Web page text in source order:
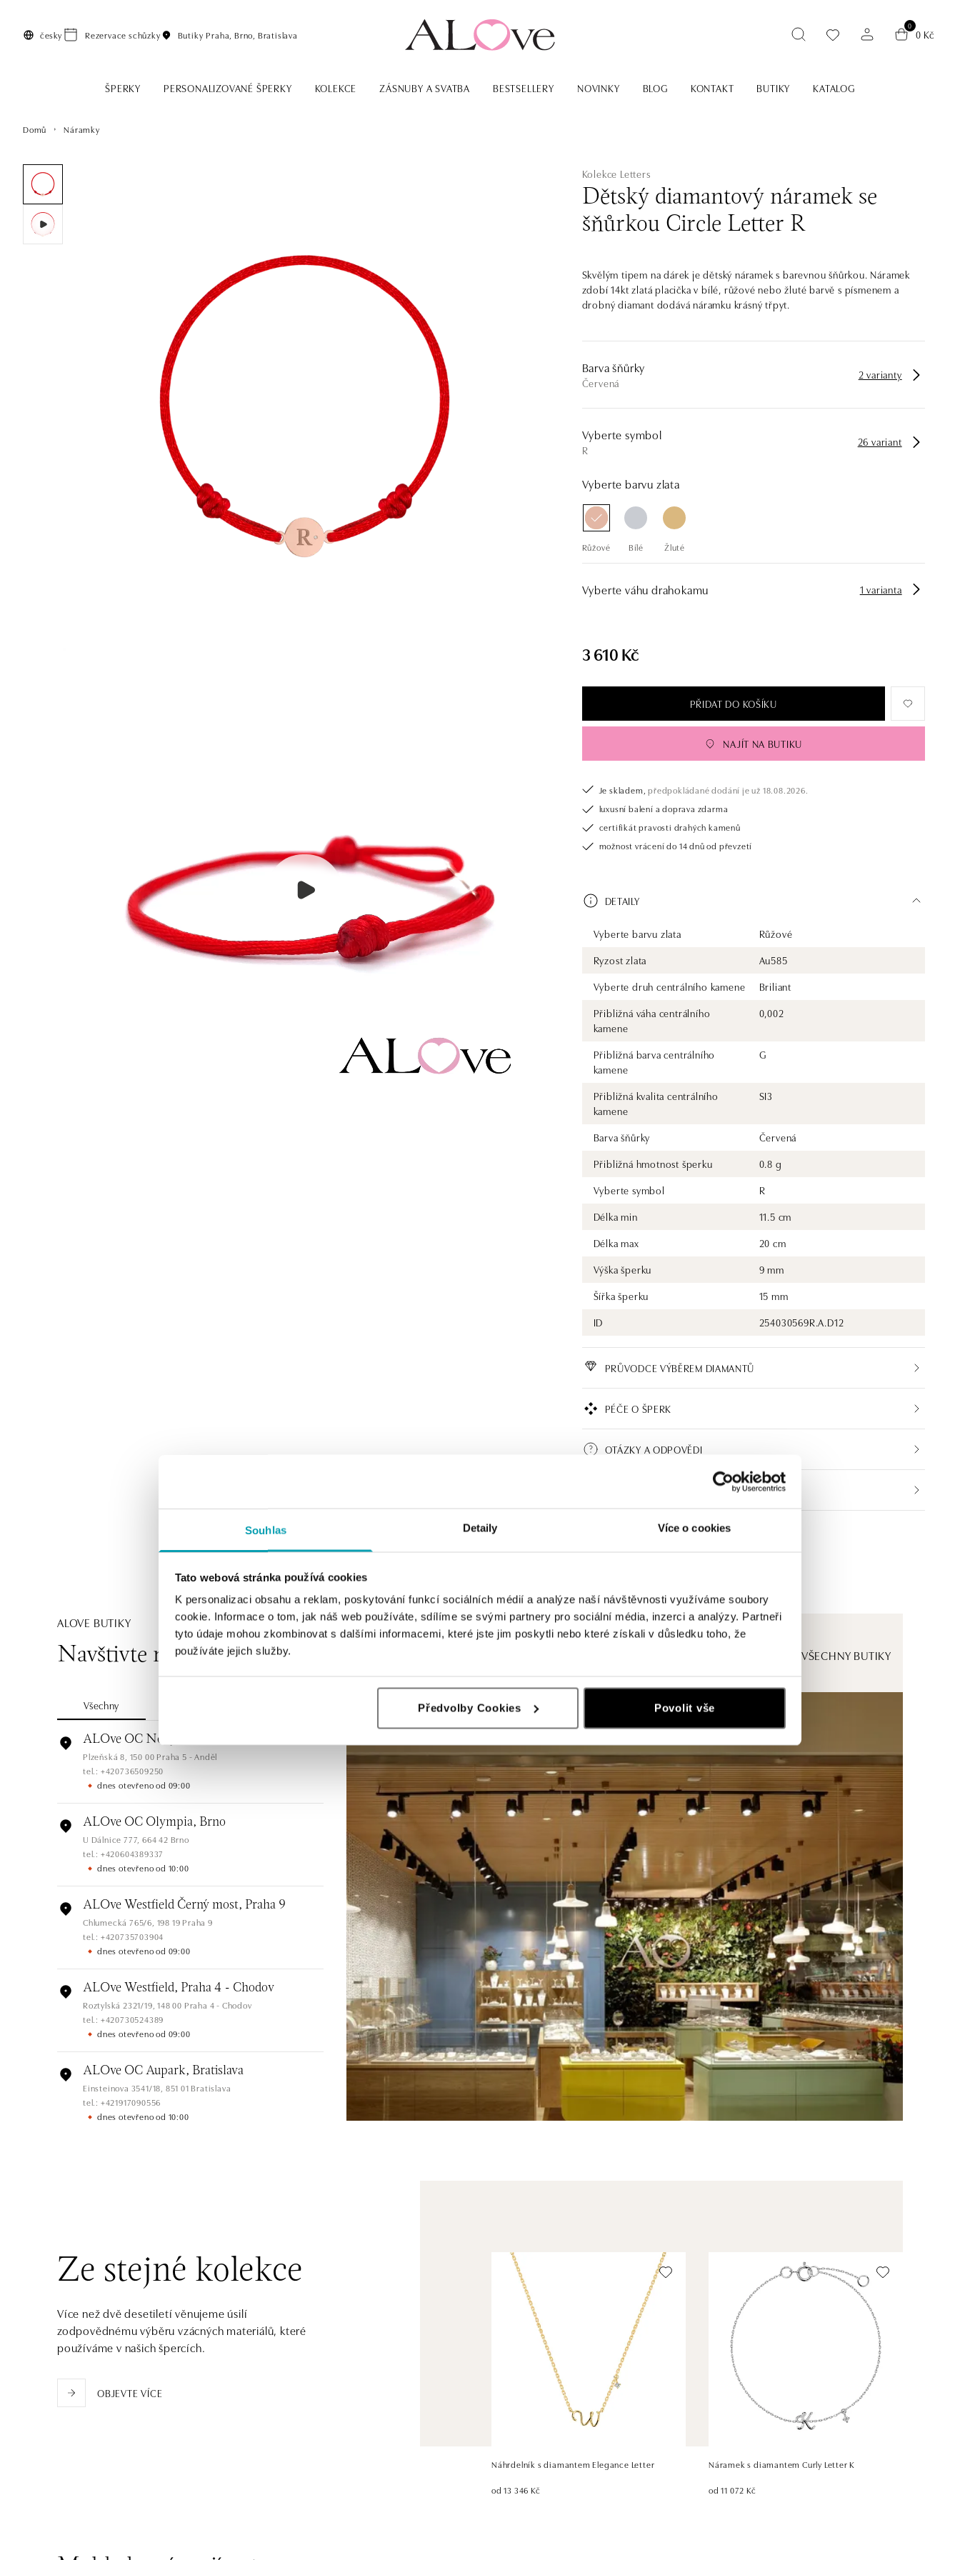
Souhlas Detaily Více o cookies
Tato webová stránka používá cookies
K personalizaci obsahu a reklam, poskytování funkcí sociálních médií a analýze naší návštěvnosti využíváme soubory
cookie. Informace o tom, jak náš web používáte, sdílíme se svými partnery pro sociální média, inzerci a analýzy. Partneři
tyto údaje mohou zkombinovat s dalšími informacemi, které jste jim poskytli nebo které získali v důsledku toho, že
používáte jejich služby.
Předvolby Cookies Povolit vše
česky Rezervace schůzky Butiky Praha, Brno, Bratislava
0
0 Kč
ŠPERKY PERSONALIZOVANÉ ŠPERKY KOLEKCE ZÁSNUBY A SVATBA BESTSELLERY NOVINKY BLOG KONTAKT BUTIKY KATALOG
Domů Náramky
Kolekce Letters
Dětský diamantový náramek se
šňůrkou Circle Letter R
Skvělým tipem na dárek je dětský náramek s barevnou šňůrkou. Náramek
zdobí 14kt zlatá placička v bílé, růžové nebo žluté barvě s písmenem a
drobný diamant dodává náramku krásný třpyt.
Barva šňůrky
Červená
2 varianty
Vyberte symbol
R
26 variant
Vyberte barvu zlata
Růžové Bílé Žluté
Vyberte váhu drahokamu 1 varianta
3 610 Kč
PŘIDAT DO KOŠÍKU
NAJÍT NA BUTIKU
Je skladem, předpokládané dodání je už 18.08.2026.
luxusní balení a doprava zdarma
certifikát pravosti drahých kamenů
možnost vrácení do 14 dnů od převzetí
DETAILY
Vyberte barvu zlata
Růžové
Ryzost zlata
Au585
Vyberte druh centrálního kamene
Briliant
Přibližná váha centrálního
kamene
0,002
Přibližná barva centrálního
kamene
G
Přibližná kvalita centrálního
kamene
SI3
Barva šňůrky
Červená
Přibližná hmotnost šperku
0.8 g
Vyberte symbol
R
Délka min
11.5 cm
Délka max
20 cm
Výška šperku
9 mm
Šířka šperku
15 mm
ID
254030569R.A.D12
PRŮVODCE VÝBĚREM DIAMANTŮ
PÉČE O ŠPERK
OTÁZKY A ODPOVĚDI
ALOVE BUTIKY
Navštivte naše butiky ZOBRAZIT VŠECHNY BUTIKY
Všechny
ALOve OC Nový Smíchov, Praha 5
Plzeňská 8, 150 00 Praha 5 - Anděl
tel.: +420736509250
dnes otevřeno od 09:00
ALOve OC Olympia, Brno
U Dálnice 777, 664 42 Brno
tel.: +420604389337
dnes otevřeno od 10:00
ALOve Westfield Černý most, Praha 9
Chlumecká 765/6, 198 19 Praha 9
tel.: +420735703904
dnes otevřeno od 09:00
ALOve Westfield, Praha 4 - Chodov
Roztylská 2321/19, 148 00 Praha 4 - Chodov
tel.: +420730524389
dnes otevřeno od 09:00
ALOve OC Aupark, Bratislava
Einsteinova 3541/18, 851 01 Bratislava
tel.: +421917090556
dnes otevřeno od 10:00
Ivanská cesta 16, 821 04 Bratislava
tel.: +421 917 090 372
dnes otevřeno od 10:00
HALADA OC Eurovea, Bratislava
Pribinova 8, 811 09 Bratislava
tel.: +421 910 284 071
Ze stejné kolekce
Více než dvě desetiletí věnujeme úsilí
zodpovědnému výběru vzácných materiálů, které
používáme v našich špercích.
OBJEVTE VÍCE
Náhrdelník s diamantem Elegance Letter
od 13 346 Kč
Náramek s diamantem Curly Letter K
od 11 072 Kč